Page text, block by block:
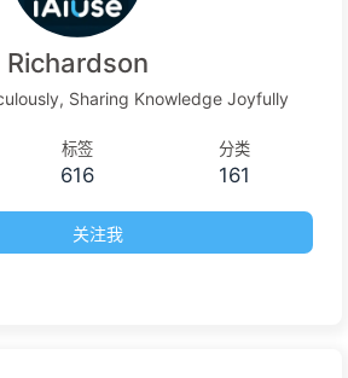
Richardson
Sharing Knowledge Joyfully
标签
616
分类
161
关注我